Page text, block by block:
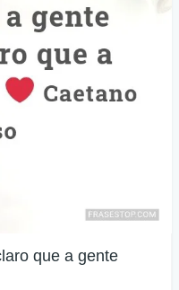
que a gente